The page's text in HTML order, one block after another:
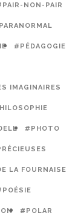
NON-PAIR
#PÉDAGOGIE
IMAGINAIRES
#PHOTO
LA FOURNAISE
#POLAR